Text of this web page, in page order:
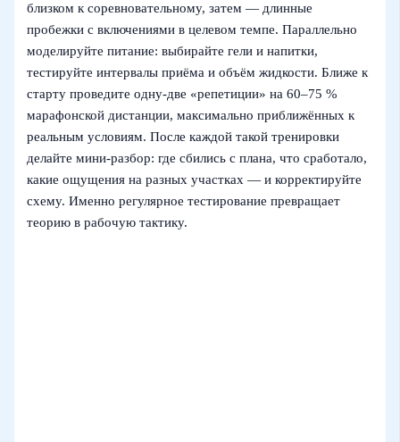
близком к соревновательному, затем — длинные
пробежки с включениями в целевом темпе. Параллельно
моделируйте питание: выбирайте гели и напитки,
тестируйте интервалы приёма и объём жидкости. Ближе к
старту проведите одну-две «репетиции» на 60–75 %
марафонской дистанции, максимально приближённых к
реальным условиям. После каждой такой тренировки
делайте мини-разбор: где сбились с плана, что сработало,
какие ощущения на разных участках — и корректируйте
схему. Именно регулярное тестирование превращает
теорию в рабочую тактику.